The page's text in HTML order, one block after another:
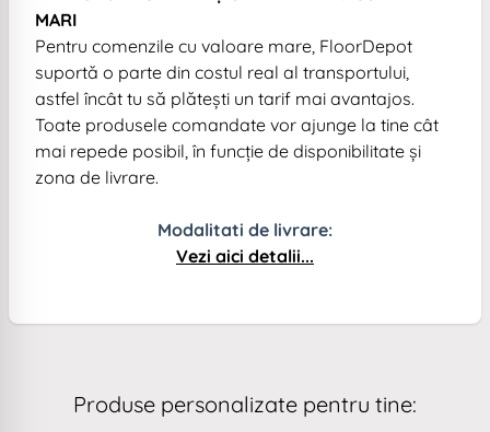
MARI
Pentru comenzile cu valoare mare, FloorDepot
suportă o parte din costul real al transportului,
astfel încât tu să plătești un tarif mai avantajos.
Toate produsele comandate vor ajunge la tine cât
mai repede posibil, în funcție de disponibilitate și
zona de livrare.
Modalitati de livrare:
Vezi aici detalii...
Produse personalizate pentru tine: